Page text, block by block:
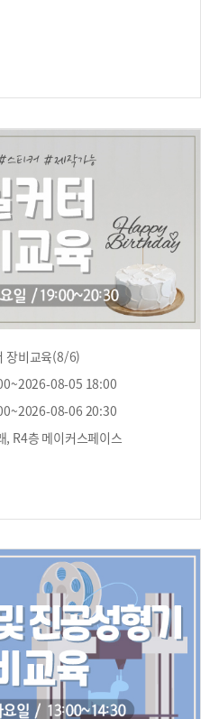
장비교육(8/6)
08-05 18:00
08-06 20:30
, R4층 메이커스페이스